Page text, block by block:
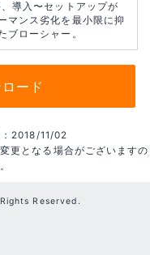
導入〜セットアップが
マンス劣化を最小限に抑
ブローシャー。
ード
2018/11/02
更となる場合がございますの
Reserved.